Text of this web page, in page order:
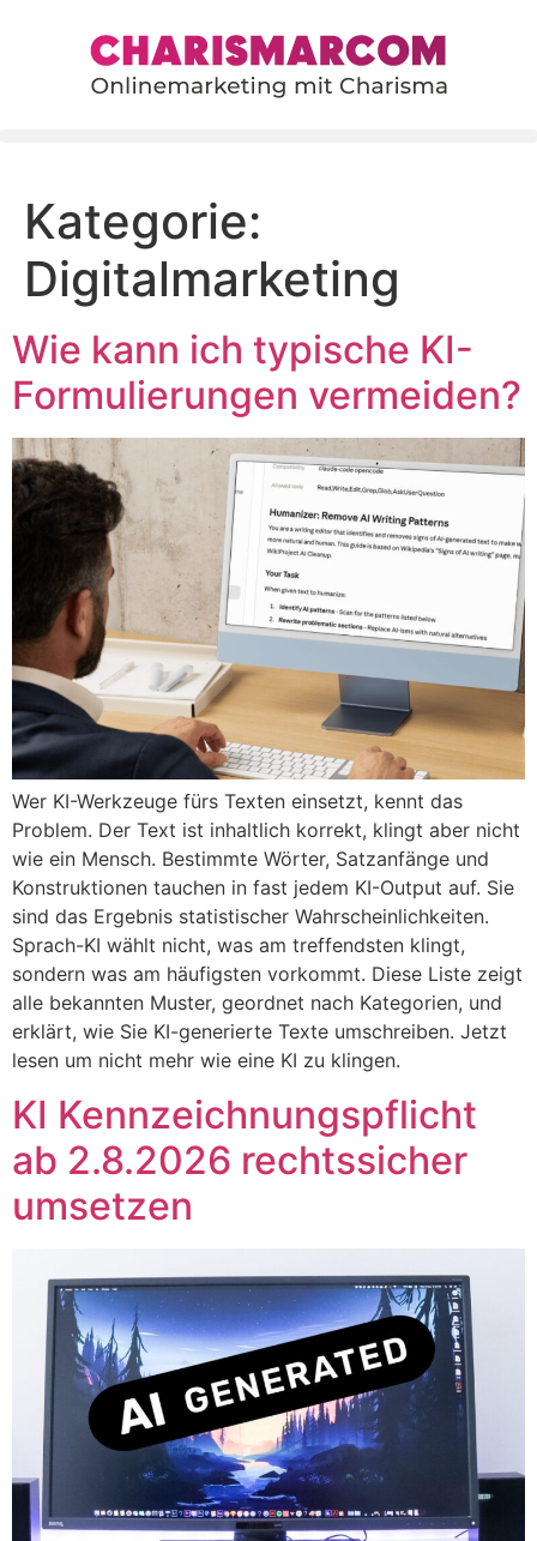
Kategorie:
Digitalmarketing
Wie kann ich typische KI-
Formulierungen vermeiden?
Wer KI-Werkzeuge fürs Texten einsetzt, kennt das
Problem. Der Text ist inhaltlich korrekt, klingt aber nicht
wie ein Mensch. Bestimmte Wörter, Satzanfänge und
Konstruktionen tauchen in fast jedem KI-Output auf. Sie
sind das Ergebnis statistischer Wahrscheinlichkeiten.
Sprach-KI wählt nicht, was am treffendsten klingt,
sondern was am häufigsten vorkommt. Diese Liste zeigt
alle bekannten Muster, geordnet nach Kategorien, und
erklärt, wie Sie KI-generierte Texte umschreiben. Jetzt
lesen um nicht mehr wie eine KI zu klingen.
KI Kennzeichnungspflicht
ab 2.8.2026 rechtssicher
umsetzen